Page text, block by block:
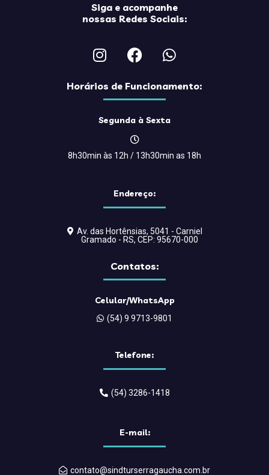
Siga e acompanhe
nossas Redes Sociais:
Horários de Funcionamento:
Segunda à Sexta
8h30min às 12h / 13h30min as 18h
Endereço:
Av. das Hortênsias, 5041 - Carniel
Gramado - RS, CEP: 95670-000
Contatos:
Celular/WhatsApp
(54) 9 9713-9801
Telefone:
(54) 3286-1418
E-mail:
contato@sindturserragaucha.com.br